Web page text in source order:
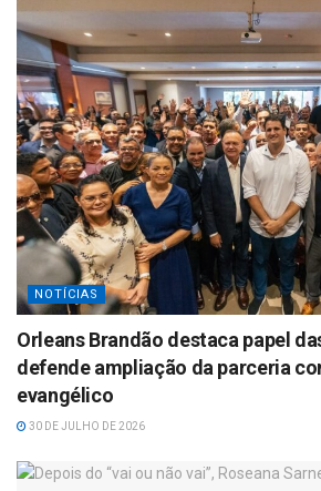
NOTÍCIAS
Orleans Brandão destaca papel
defende ampliação da parceria
evangélico
30 DE JULHO DE 2026